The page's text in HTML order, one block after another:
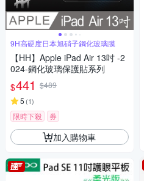
9H高硬度日本旭硝子鋼化玻璃膜
【HH】Apple iPad Air 13吋 -2
024-鋼化玻璃保護貼系列
$441 $489
5 (1)
限時下殺 券
加入購物車